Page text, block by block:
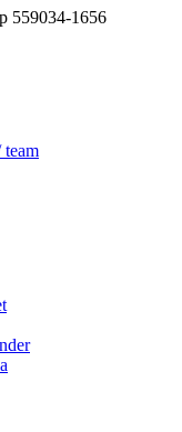
559034-1656